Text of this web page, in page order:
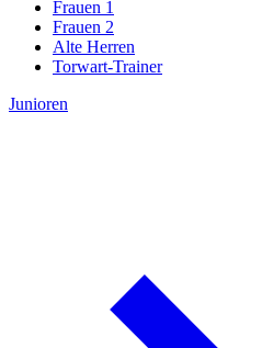
Frauen 1
Frauen 2
Alte Herren
Torwart-Trainer
Junioren